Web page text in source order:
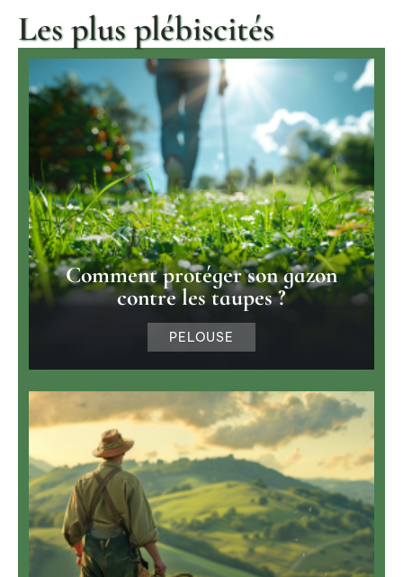
Les plus plébiscités
Comment protéger son gazon
contre les taupes ?
PELOUSE